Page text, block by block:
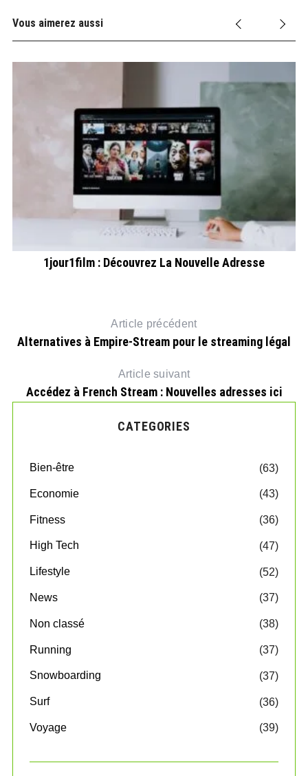
Vous aimerez aussi
1jour1film : Découvrez La Nouvelle Adresse
Article précédent
Alternatives à Empire-Stream pour le streaming légal
Article suivant
Accédez à French Stream : Nouvelles adresses ici
CATEGORIES
Bien-être (63)
Economie (43)
Fitness (36)
High Tech (47)
Lifestyle (52)
News (37)
Non classé (38)
Running (37)
Snowboarding (37)
Surf (36)
Voyage (39)